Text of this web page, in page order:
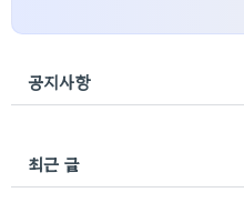
공지사항
최근 글